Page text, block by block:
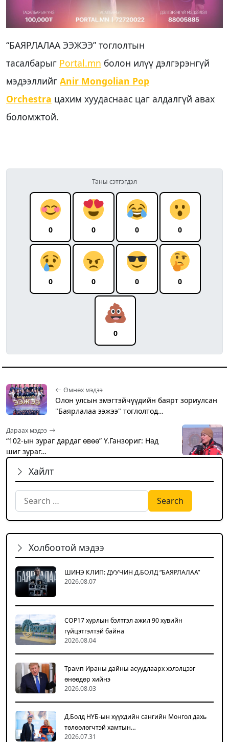
“БАЯРЛАЛАА ЭЭЖЭЭ” тоглолтын
тасалбарыг Portal.mn болон илүү дэлгэрэнгүй
мэдээллийг Anir Mongolian Pop
Orchestra цахим хуудаснаас цаг алдалгүй авах
боломжтой.
Таны сэтгэгдэл
0 0 0 0
0 0 0 0
0
Өмнөх мэдээ
Олон улсын эмэгтэйчүүдийн баярт зориулсан
"Баярлалаа ээжээ" тоглолтод…
Дараах мэдээ
“102-ын зураг дардаг өвөө” Ү.Ганзориг: Над
шиг зураг…
Хайлт
Search for:
Холбоотой мэдээ
ШИНЭ КЛИП: ДУУЧИН Д.БОЛД “БАЯРЛАЛАА”
2026.08.07
COP17 хурлын бэлтгэл ажил 90 хувийн
гүйцэтгэлтэй байна
2026.08.04
Трамп Ираны дайны асуудлаарх хэлэлцээг
өнөөдөр хийнэ
2026.08.03
Д.Болд НҮБ-ын хүүхдийн сангийн Монгол дахь
төлөөлөгчтэй хамтын…
2026.07.31